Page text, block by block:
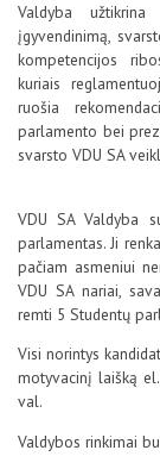
Valdyba
įgyvendinimą,
kompetencijos
kuriais
ruošia
parlamento bei
svarsto VDU SA
VDU SA Valdyba
parlamentas. Ji
pačiam asmeniui
VDU SA nariai,
remti 5 Studentų
Visi norintys
motyvacinį laišką
val.
Valdybos rinkimai